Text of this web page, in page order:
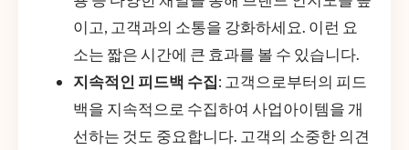
이고, 고객과의 소통을 강화하세요. 이런 요
소는 짧은 시간에 큰 효과를 볼 수 있습니다.
지속적인 피드백 수집: 고객으로부터의 피드
백을 지속적으로 수집하여 사업아이템을 개
선하는 것도 중요합니다. 고객의 소중한 의견